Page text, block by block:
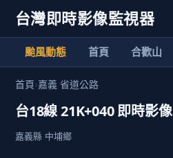
台灣即時影像監視器
颱風動態 首頁 合歡山
首頁›嘉義 省道公路
台18線 21K+040 即時影像
嘉義縣 中埔鄉